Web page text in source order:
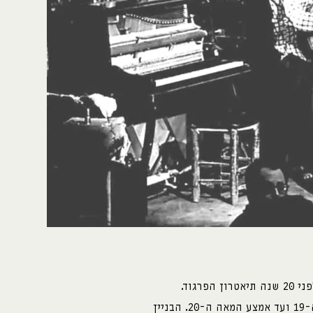
בקצה שכונת נחלאות נמצא מבנה נטוש, שהיה עד לפני 20 שנה תיאטרון הפרגוד.
המבנה מורכב משלבי בניה רבים החל מסוף המאה ה-19 ועד אמצע המאה ה-20. הבניין